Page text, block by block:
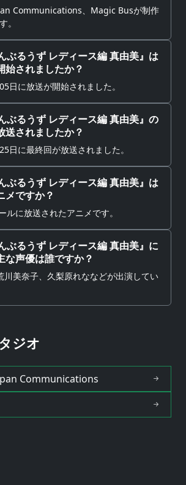
Communications、Magic Busが制作
。
ぶるうず レディース編 真由美』は
始されましたか？
日に放送が開始されました。
ぶるうず レディース編 真由美』の
送されましたか？
日に最終回が放送されました。
ぶるうず レディース編 真由美』は
メですか？
ルに放送されたアニメです。
ぶるうず レディース編 真由美』に
な声優は誰ですか？
川美奈子、久梨原れななどが出演してい
ジオ
Communications